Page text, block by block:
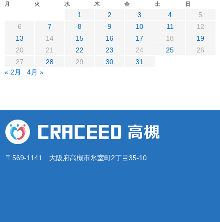
月 火 水 木 金 土 日
1 2 3 4
5
6
7 8 9 10 11
12
13
14 15 16 17 18
19
20
21 22 23 24 25
26
27
28 29 30
31
« 2月
4月 »
〒569-1141 大阪府高槻市氷室町2丁目35-10